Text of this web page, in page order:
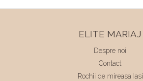
ELITE MARIAJ
Despre noi
Contact
Rochii de mireasa Iasi